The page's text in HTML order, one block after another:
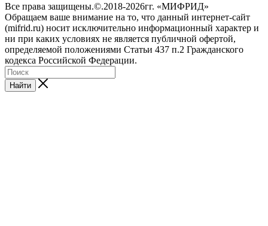
Все права защищены.©.2018-2026гг. «МИФРИД»
Обращаем ваше внимание на то, что данный интернет-сайт
(mifrid.ru) носит исключительно информационный характер и
ни при каких условиях не является публичной офертой,
определяемой положениями Статьи 437 п.2 Гражданского
кодекса Российской Федерации.
Найти